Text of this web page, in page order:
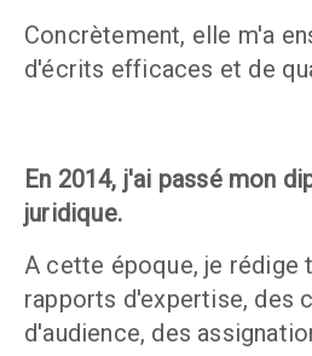
Concrètement, elle m'a
d'écrits efficaces et de
En 2014, j'ai passé mon
juridique.
A cette époque, je rédige
rapports d'expertise, des
d'audience, des